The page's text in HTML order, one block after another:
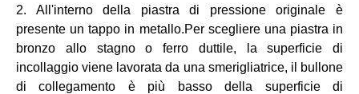
2. All'interno della piastra di pressione originale è
presente un tappo in metallo.Per scegliere una piastra in
bronzo allo stagno o ferro duttile, la superficie di
incollaggio viene lavorata da una smerigliatrice, il bullone
di collegamento è più basso della superficie di